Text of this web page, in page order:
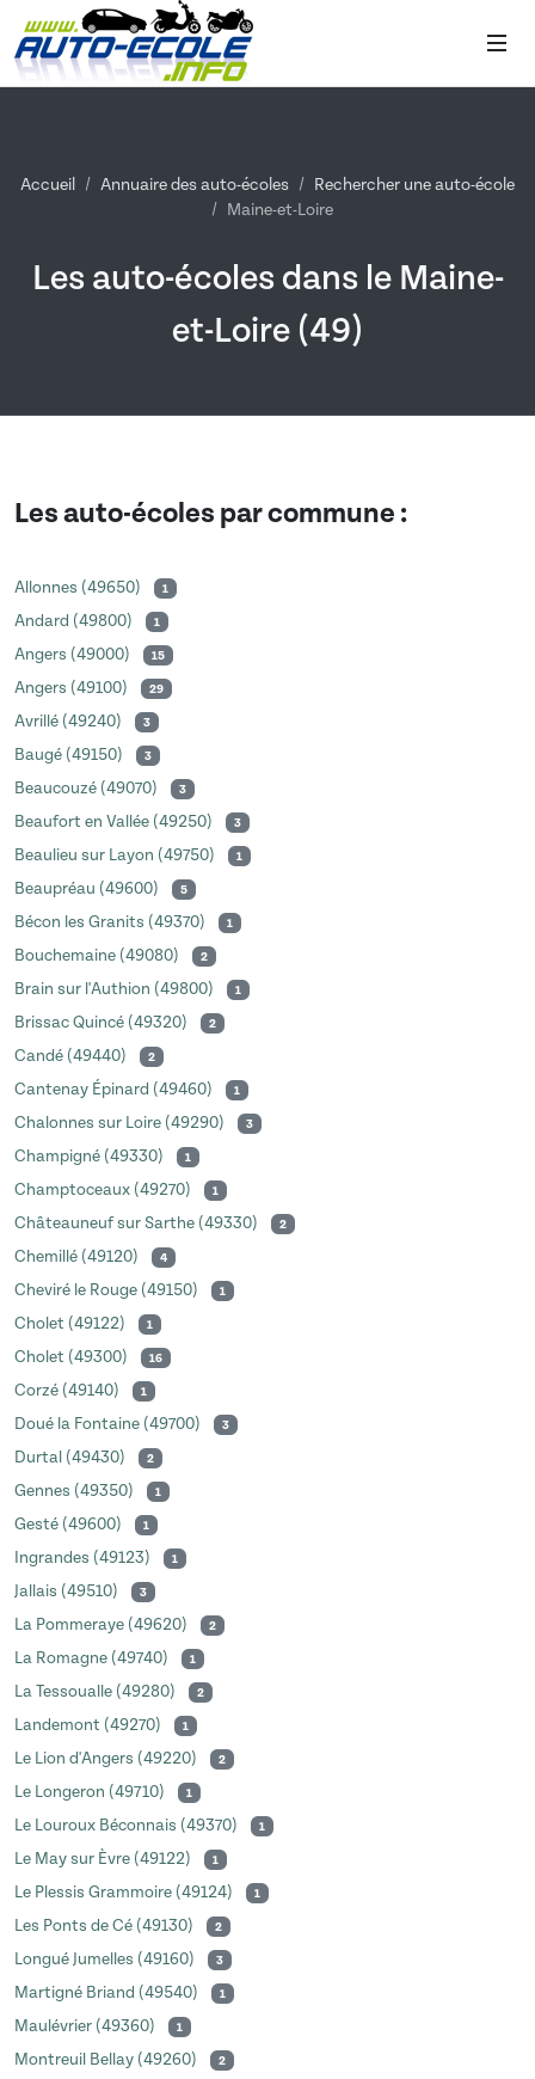
Accueil Annuaire des auto-écoles
Rechercher une auto-école
Maine-et-Loire
Les auto-écoles dans le Maine-
et-Loire (49)
Les auto-écoles par commune :
Allonnes (49650) 1
Andard (49800) 1
Angers (49000) 15
Angers (49100) 29
Avrillé (49240) 3
Baugé (49150) 3
Beaucouzé (49070) 3
Beaufort en Vallée (49250) 3
Beaulieu sur Layon (49750) 1
Beaupréau (49600) 5
Bécon les Granits (49370) 1
Bouchemaine (49080) 2
Brain sur l'Authion (49800) 1
Brissac Quincé (49320) 2
Candé (49440) 2
Cantenay Épinard (49460) 1
Chalonnes sur Loire (49290) 3
Champigné (49330) 1
Champtoceaux (49270) 1
Châteauneuf sur Sarthe (49330) 2
Chemillé (49120) 4
Cheviré le Rouge (49150) 1
Cholet (49122) 1
Cholet (49300) 16
Corzé (49140) 1
Doué la Fontaine (49700) 3
Durtal (49430) 2
Gennes (49350) 1
Gesté (49600) 1
Ingrandes (49123) 1
Jallais (49510) 3
La Pommeraye (49620) 2
La Romagne (49740) 1
La Tessoualle (49280) 2
Landemont (49270) 1
Le Lion d'Angers (49220) 2
Le Longeron (49710) 1
Le Louroux Béconnais (49370) 1
Le May sur Èvre (49122) 1
Le Plessis Grammoire (49124) 1
Les Ponts de Cé (49130) 2
Longué Jumelles (49160) 3
Martigné Briand (49540) 1
Maulévrier (49360) 1
Montreuil Bellay (49260) 2